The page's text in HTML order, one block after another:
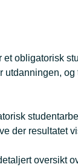
et obligatorisk
der resultatet
oversikt